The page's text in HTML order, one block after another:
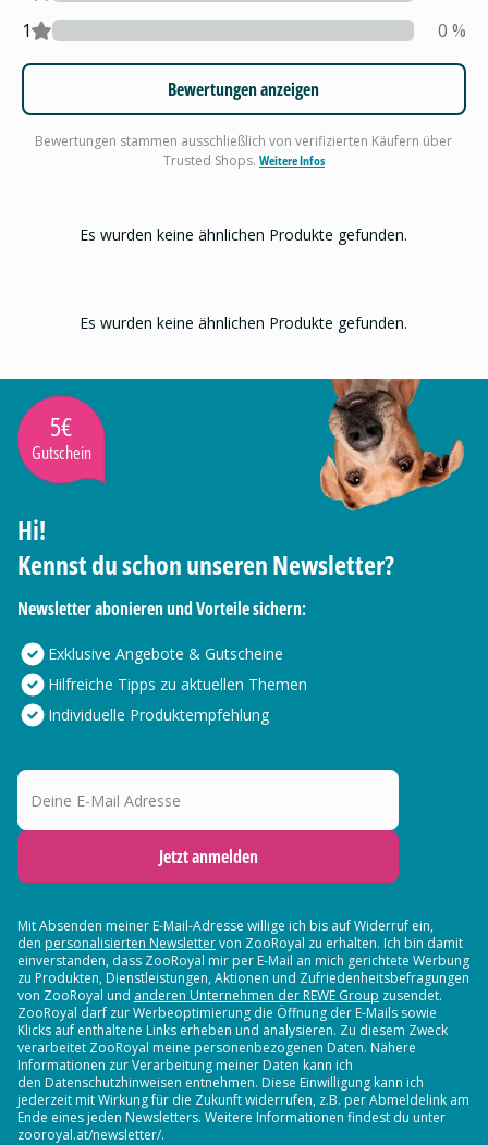
1
0 %
Bewertungen anzeigen
Bewertungen stammen ausschließlich von verifizierten Käufern über
Trusted Shops. Weitere Infos
Es wurden keine ähnlichen Produkte gefunden.
Es wurden keine ähnlichen Produkte gefunden.
5€
Gutschein
Hi!
Kennst du schon unseren Newsletter?
Newsletter abonieren und Vorteile sichern:
Exklusive Angebote & Gutscheine
Hilfreiche Tipps zu aktuellen Themen
Individuelle Produktempfehlung
Deine E-Mail Adresse
Jetzt anmelden
Mit Absenden meiner E-Mail-Adresse willige ich bis auf Widerruf ein,
den personalisierten Newslettervon ZooRoyal zu erhalten. Ich bin damit
einverstanden, dass ZooRoyal mir per E-Mail an mich gerichtete Werbung
zu Produkten, Dienstleistungen, Aktionen und Zufriedenheitsbefragungen
von ZooRoyal und anderen Unternehmen der REWE Group zusendet.
ZooRoyal darf zur Werbeoptimierung die Öffnung der E-Mails sowie
Klicks auf enthaltene Links erheben und analysieren. Zu diesem Zweck
verarbeitet ZooRoyal meine personenbezogenen Daten. Nähere
Informationen zur Verarbeitung meiner Daten kann ich
den Datenschutzhinweisen entnehmen. Diese Einwilligung kann ich
jederzeit mit Wirkung für die Zukunft widerrufen, z.B. per Abmeldelink am
Ende eines jeden Newsletters. Weitere Informationen findest du unter
zooroyal.at/newsletter/.